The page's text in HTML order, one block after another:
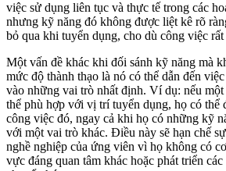
việc sử dụng liên tục và thực tế trong các
nhưng kỹ năng đó không được liệt kê rõ
bỏ qua khi tuyển dụng, cho dù công việc
Một vấn đề khác khi đối sánh kỹ năng mà
mức độ thành thạo là nó có thể dẫn đến
vào những vai trò nhất định. Ví dụ: nếu
thể phù hợp với vị trí tuyển dụng, họ có thể
công việc đó, ngay cả khi họ có những kỹ
với một vai trò khác. Điều này sẽ hạn chế
nghề nghiệp của ứng viên vì họ không có
vực đáng quan tâm khác hoặc phát triển